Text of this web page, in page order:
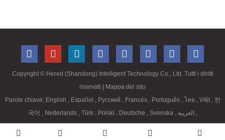
Copyright © Hered (Shandong) Intelligent Technology Co., Ltd. Tutti i diritti
riservati
| Mappa del sito
Parole chiave: English , Español , Русский , Francés , Português , ไทย , Việt , 한
국어 , Nederlands , Türk , Polski , Deutsche , Svenska , ,